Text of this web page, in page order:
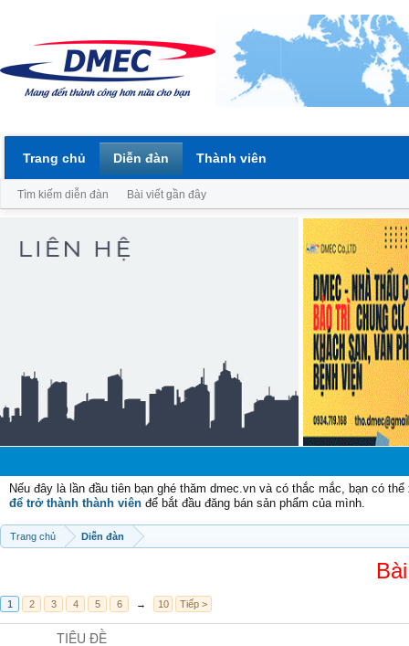
Nếu đây là lần đầu tiên bạn ghé thăm dmec.vn và có thắc mắc, bạn có
để trở thành thành viên để bắt đầu đăng bán sản phẩm của mình.
Trang chủ Diễn đàn
1 2 3 4 5 6 → 10 Tiếp >
TIÊU ĐỀ
Trang chủ Diễn đàn
Tìm kiếm diễn đàn Bài viết gần đây
Thành viên